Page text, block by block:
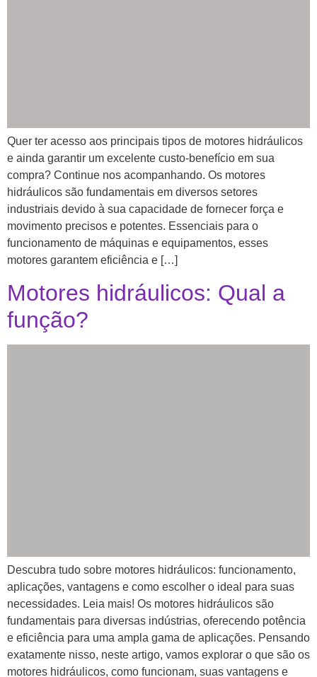
Quer ter acesso aos principais tipos de motores hidráulicos
e ainda garantir um excelente custo-benefício em sua
compra? Continue nos acompanhando. Os motores
hidráulicos são fundamentais em diversos setores
industriais devido à sua capacidade de fornecer força e
movimento precisos e potentes. Essenciais para o
funcionamento de máquinas e equipamentos, esses
motores garantem eficiência e […]
Motores hidráulicos: Qual a
função?
Descubra tudo sobre motores hidráulicos: funcionamento,
aplicações, vantagens e como escolher o ideal para suas
necessidades. Leia mais! Os motores hidráulicos são
fundamentais para diversas indústrias, oferecendo potência
e eficiência para uma ampla gama de aplicações. Pensando
exatamente nisso, neste artigo, vamos explorar o que são os
motores hidráulicos, como funcionam, suas vantagens e